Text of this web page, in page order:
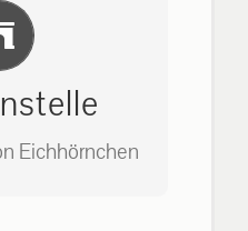
Eichhörnchen
und Infos